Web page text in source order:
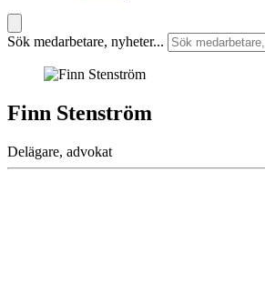
Sök medarbetare, nyheter...
Finn Stenström
Delägare, advokat